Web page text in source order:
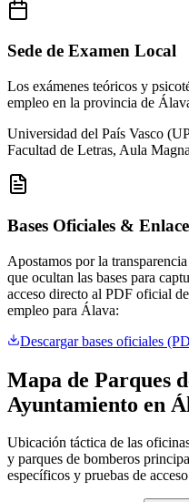
Sede de Examen Local
Los exámenes teóricos y
empleo en la provincia de
Universidad del País Vasco
Facultad de Letras, Aula
Bases Oficiales &
Apostamos por la
que ocultan las bases para
acceso directo al PDF oficial
empleo para Álava:
Descargar bases oficiales
Mapa de Parques
Ayuntamiento en
Ubicación táctica de las
y parques de bomberos
específicos y pruebas de